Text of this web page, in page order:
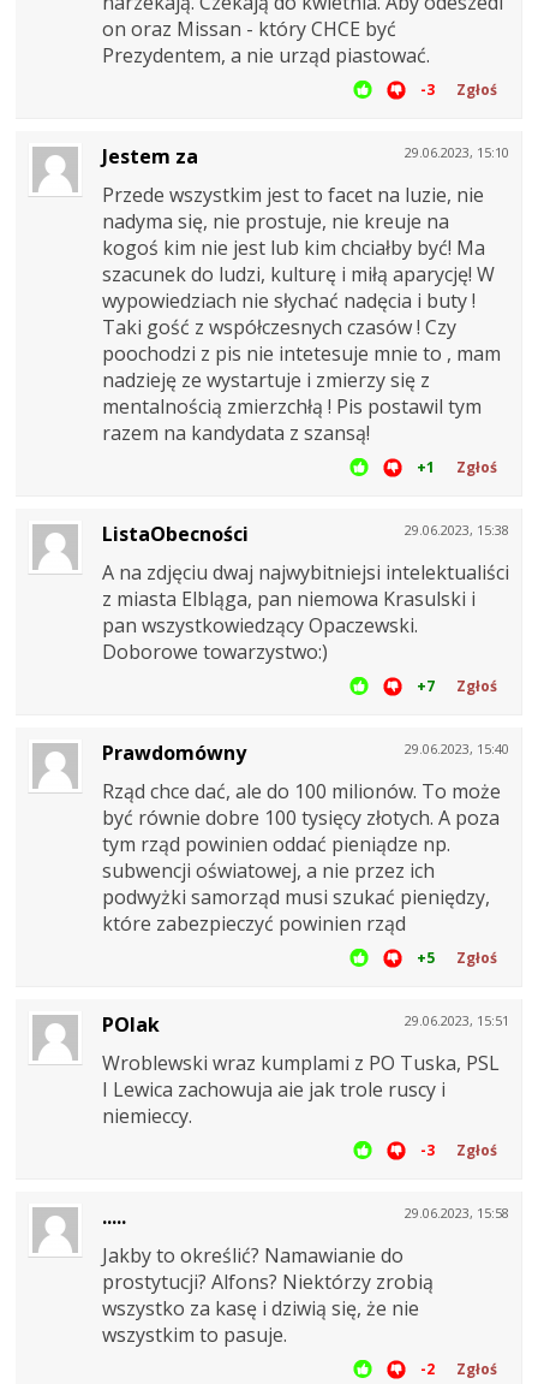
on oraz Missan - który CHCE być
Prezydentem, a nie urząd piastować.
-3 Zgłoś
29.06.2023, 15:10
Jestem za
Przede wszystkim jest to facet na luzie, nie
nadyma się, nie prostuje, nie kreuje na
kogoś kim nie jest lub kim chciałby być! Ma
szacunek do ludzi, kulturę i miłą aparycję! W
wypowiedziach nie słychać nadęcia i buty !
Taki gość z współczesnych czasów ! Czy
poochodzi z pis nie intetesuje mnie to , mam
nadzieję ze wystartuje i zmierzy się z
mentalnością zmierzchłą ! Pis postawil tym
razem na kandydata z szansą!
+1 Zgłoś
29.06.2023, 15:38
ListaObecności
A na zdjęciu dwaj najwybitniejsi intelektualiści
z miasta Elbląga, pan niemowa Krasulski i
pan wszystkowiedzący Opaczewski.
Doborowe towarzystwo:)
+7 Zgłoś
29.06.2023, 15:40
Prawdomówny
Rząd chce dać, ale do 100 milionów. To może
być równie dobre 100 tysięcy złotych. A poza
tym rząd powinien oddać pieniądze np.
subwencji oświatowej, a nie przez ich
podwyżki samorząd musi szukać pieniędzy,
które zabezpieczyć powinien rząd
+5 Zgłoś
29.06.2023, 15:51
POlak
Wroblewski wraz kumplami z PO Tuska, PSL
I Lewica zachowuja aie jak trole ruscy i
niemieccy.
-3 Zgłoś
29.06.2023, 15:58
.....
Jakby to określić? Namawianie do
prostytucji? Alfons? Niektórzy zrobią
wszystko za kasę i dziwią się, że nie
wszystkim to pasuje.
-2 Zgłoś